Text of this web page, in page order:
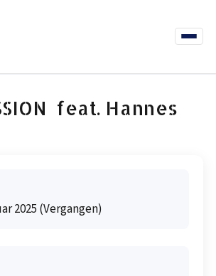
Menü
feat. Hannes
2025 (Vergangen)